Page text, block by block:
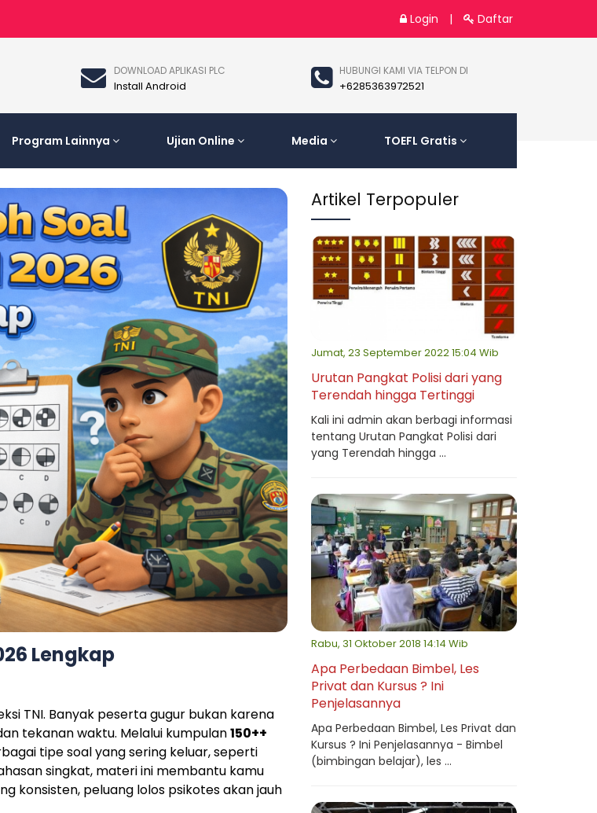
Login | Daftar
HUBUNGI KAMI VIA TELPON DI
+6285363972521
DOWNLOAD APLIKASI PLC
Install Android
Program Lainnya Ujian Online Media TOEFL Gratis
Lengkap
TNI. Banyak peserta gugur bukan karena
tekanan waktu. Melalui kumpulan150++
tipe soal yang sering keluar, seperti
singkat, materi ini membantu kamu
konsisten, peluang lolos psikotes akan jauh
Artikel Terpopuler
Jumat, 23 September 2022 15:04 Wib
Urutan Pangkat Polisi dari yang
Terendah hingga Tertinggi
Kali ini admin akan berbagi informasi
tentang Urutan Pangkat Polisi dari
yang Terendah hingga ...
Rabu, 31 Oktober 2018 14:14 Wib
Apa Perbedaan Bimbel, Les
Privat dan Kursus ? Ini
Penjelasannya
Apa Perbedaan Bimbel, Les Privat dan
Kursus ? Ini Penjelasannya - Bimbel
(bimbingan belajar), les ...